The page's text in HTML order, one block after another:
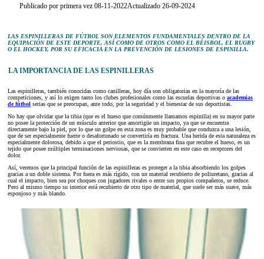
Publicado por primera vez 08-11-2022Actualizado 26-09-2024
LAS ESPINILLERAS DE FÚTBOL SON ELEMENTOS FUNDAMENTALES DENTRO DE LA
EQUIPACIÓN DE ESTE DEPORTE, ASÍ COMO DE OTROS COMO EL BÉISBOL, EL RUGBY
O EL HOCKEY, POR SU EFICACIA EN LA PREVENCIÓN DE LESIONES DE ESPINILLA.
LA IMPORTANCIA DE LAS ESPINILLERAS
Las espinilleras, también conocidas como canilleras, hoy día son obligatorias en la mayoría de las
competiciones, y así lo exigen tanto los clubes profesionales como las escuelas deportivas o academias
de fútbol serias que se preocupan, ante todo, por la seguridad y el bienestar de sus deportistas.
No hay que olvidar que la tibia (que es el hueso que comúnmente llamamos espinilla) en su mayor parte
no posee la protección de un músculo anterior que amortigüe un impacto, ya que se encuentra
directamente bajo la piel, por lo que un golpe en esta zona es muy probable que conduzca a una lesión,
que de ser especialmente fuerte o desafortunado se convertiría en fractura. Una herida de esta naturaleza es
especialmente dolorosa, debido a que el periostio, que es la membrana fina que recubre el hueso, es un
tejido que posee múltiples terminaciones nerviosas, que se convierten en este caso en receptores del
dolor.
Así, veremos que la principal función de las espinilleras es proteger a la tibia absorbiendo los golpes
gracias a un doble sistema. Por fuera es más rígido, con un material recubierto de poliuretano, gracias al
cual el impacto, bien sea por choques con jugadores rivales o entre sus propios compañeros, se reduce.
Pero al mismo tiempo su interior está recubierto de otro tipo de material, que suele ser más suave, más
esponjoso y más blando.